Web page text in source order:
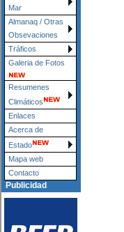
Mar
Almanaq / Otras
Obsevaciones
Tráficos
Galeria de Fotos
Resumenes
Climáticos
Enlaces
Acerca de
Estado
Mapa web
Contacto
Publicidad